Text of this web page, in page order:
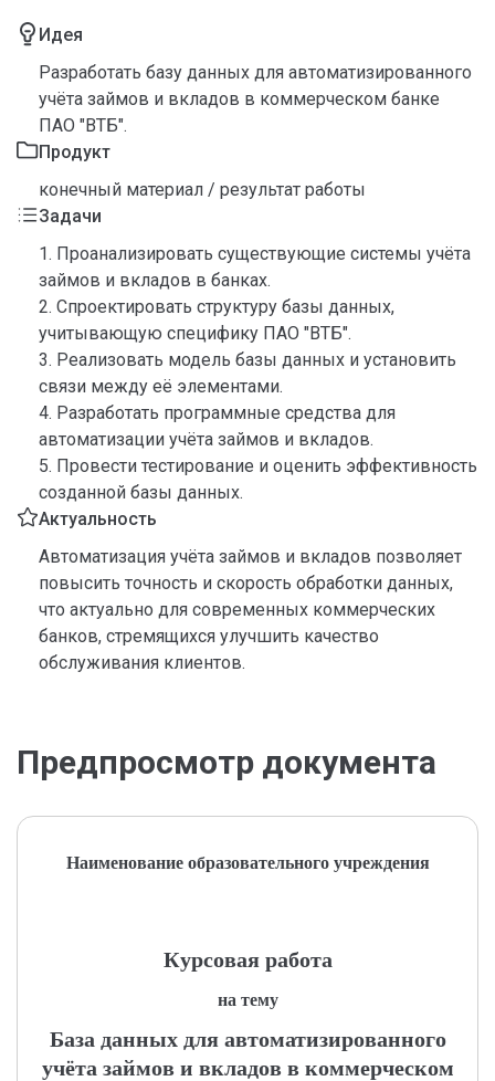
Идея
Разработать базу данных для автоматизированного
учёта займов и вкладов в коммерческом банке
ПАО "ВТБ".
Продукт
конечный материал / результат работы
Задачи
1. Проанализировать существующие системы учёта
займов и вкладов в банках.
2. Спроектировать структуру базы данных,
учитывающую специфику ПАО "ВТБ".
3. Реализовать модель базы данных и установить
связи между её элементами.
4. Разработать программные средства для
автоматизации учёта займов и вкладов.
5. Провести тестирование и оценить эффективность
созданной базы данных.
Актуальность
Автоматизация учёта займов и вкладов позволяет
повысить точность и скорость обработки данных,
что актуально для современных коммерческих
банков, стремящихся улучшить качество
обслуживания клиентов.
Предпросмотр документа
Наименование образовательного учреждения
Курсовая работа
на тему
База данных для автоматизированного
учёта займов и вкладов в коммерческом